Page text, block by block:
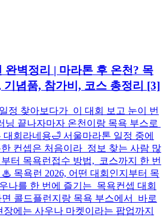
완벽정리 | 마라톤 후 온천? 목
념품, 참가비, 코스 총정리 [3]
정 찾아보다가 이 대회 보고 눈이 번
닝 끝나자마자 온천이랑 목욕 부스로
대회라네용🛁 서울마라톤 일정 중에
컨셉은 처음이라 정보 찾는 사람 많
터 목욕런접수 방법, 코스까지 한 번
목욕런 2026, 어떤 대회인지부터 목
나를 한 번에 즐기는 목욕컨셉 대회
콜드플런지랑 목욕 부스에서 바로
에는 사우나 마켓이라는 팝업까지